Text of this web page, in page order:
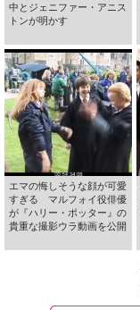
中とジェニファー・アニス
トンが明かす
エマの悔しそうな顔が可愛
すぎる マルフォイ役俳優
が『ハリー・ポッター』の
貴重な撮影ウラ動画を公開